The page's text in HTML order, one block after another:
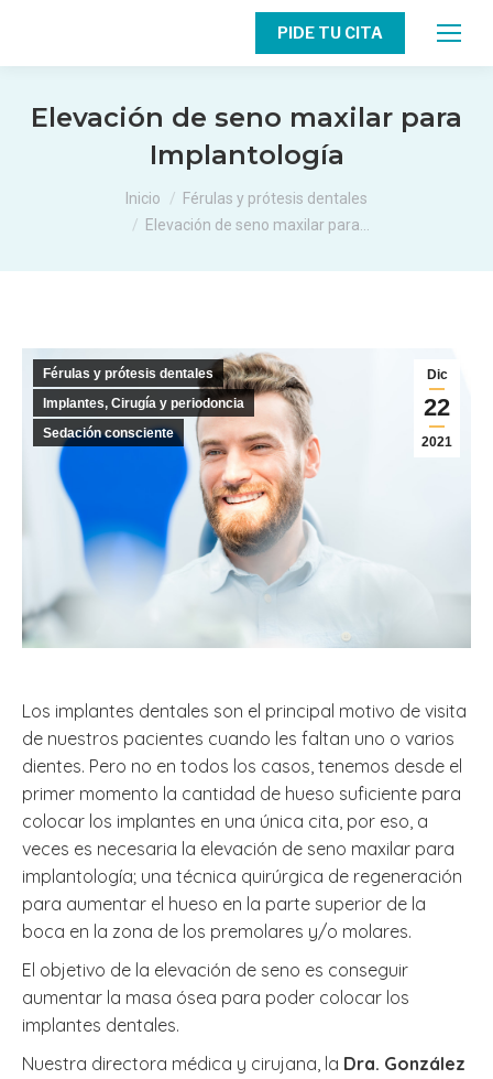
PIDE TU CITA
Elevación de seno maxilar para
Implantología
Inicio
Férulas y prótesis dentales
Elevación de seno maxilar para…
Dic
22
2021
Férulas y prótesis dentales
Implantes, Cirugía y periodoncia
Sedación consciente
Los implantes dentales son el principal motivo de visita
de nuestros pacientes cuando les faltan uno o varios
dientes. Pero no en todos los casos, tenemos desde el
primer momento la cantidad de hueso suficiente para
colocar los implantes en una única cita, por eso, a
veces es necesaria la elevación de seno maxilar para
implantología; una técnica quirúrgica de regeneración
para aumentar el hueso en la parte superior de la
boca en la zona de los premolares y/o molares.
El objetivo de la elevación de seno es conseguir
aumentar la masa ósea para poder colocar los
implantes dentales.
Nuestra directora médica y cirujana, la Dra. González